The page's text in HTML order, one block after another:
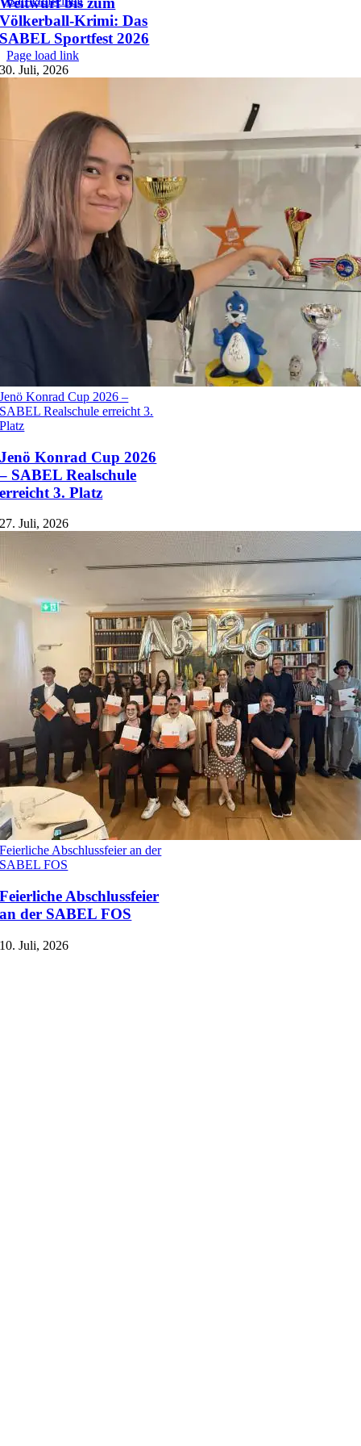
Völkerball-Krimi: Das
SABEL Sportfest 2026
30. Juli, 2026
Jenö Konrad Cup 2026 –
SABEL Realschule erreicht 3.
Platz
Jenö Konrad Cup 2026
– SABEL Realschule
erreicht 3. Platz
27. Juli, 2026
Feierliche Abschlussfeier an der
SABEL FOS
Feierliche Abschlussfeier
an der SABEL FOS
10. Juli, 2026
Page load link
Nach